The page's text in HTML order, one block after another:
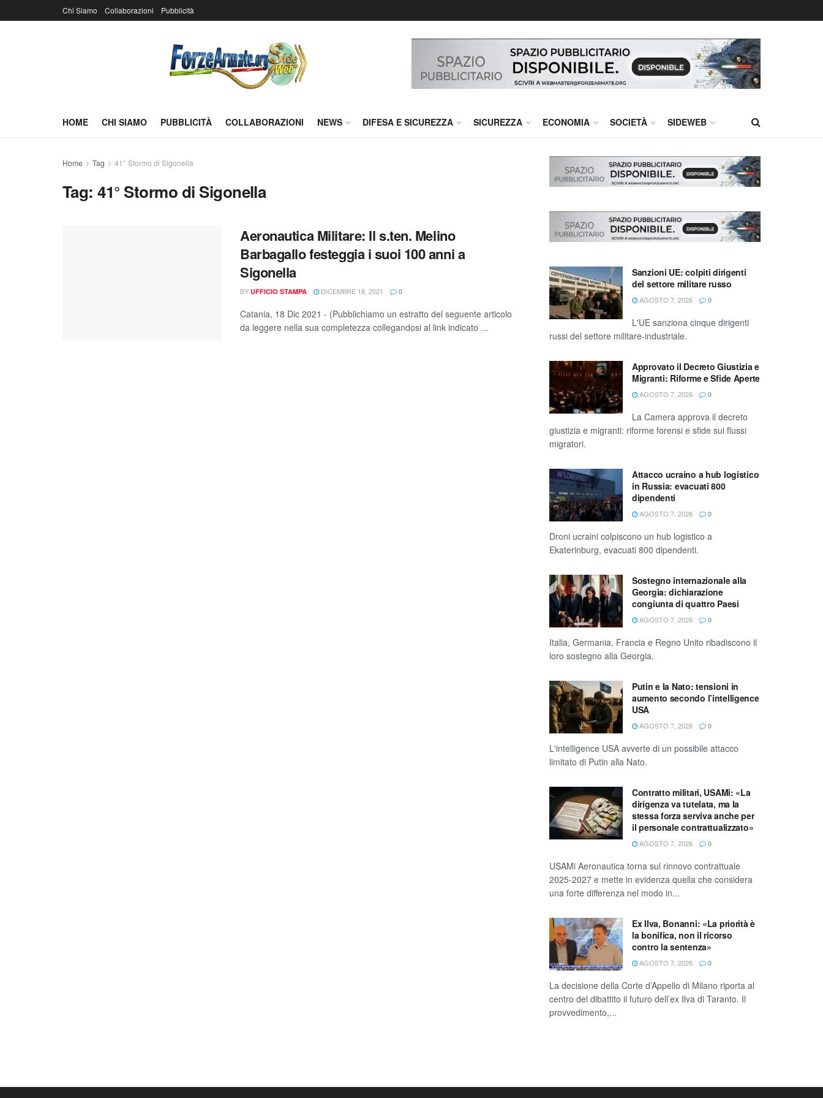
Chi Siamo Collaborazioni Pubblicità
HOME CHI SIAMO PUBBLICITÀ COLLABORAZIONI NEWS DIFESA E SICUREZZA SICUREZZA ECONOMIA SOCIETÀ SIDEWEB
Home Tag 41° Stormo di Sigonella
Tag:41° Stormo di Sigonella
Aeronautica Militare: Il s.ten. Melino
Barbagallo festeggia i suoi 100 anni a
Sigonella
BY UFFICIO STAMPA DICEMBRE 18, 2021 0
Catania, 18 Dic 2021 - (Pubblichiamo un estratto del seguente articolo
da leggere nella sua completezza collegandosi al link indicato ...
Sanzioni UE: colpiti dirigenti
del settore militare russo
AGOSTO 7, 2026 0
L'UE sanziona cinque dirigenti
russi del settore militare-industriale.
Approvato il Decreto Giustizia e
Migranti: Riforme e Sfide Aperte
AGOSTO 7, 2026 0
La Camera approva il decreto
giustizia e migranti: riforme forensi e sfide sui flussi
migratori.
Attacco ucraino a hub logistico
in Russia: evacuati 800
dipendenti
AGOSTO 7, 2026 0
Droni ucraini colpiscono un hub logistico a
Ekaterinburg, evacuati 800 dipendenti.
Sostegno internazionale alla
Georgia: dichiarazione
congiunta di quattro Paesi
AGOSTO 7, 2026 0
Italia, Germania, Francia e Regno Unito ribadiscono il
loro sostegno alla Georgia.
Putin e la Nato: tensioni in
aumento secondo l’intelligence
USA
AGOSTO 7, 2026 0
L'intelligence USA avverte di un possibile attacco
limitato di Putin alla Nato.
Contratto militari, USAMi: «La
dirigenza va tutelata, ma la
stessa forza serviva anche per
il personale contrattualizzato»
AGOSTO 7, 2026 0
USAMi Aeronautica torna sul rinnovo contrattuale
2025-2027 e mette in evidenza quella che considera
una forte differenza nel modo in...
Ex Ilva, Bonanni: «La priorità è
la bonifica, non il ricorso
contro la sentenza»
AGOSTO 7, 2026 0
La decisione della Corte d’Appello di Milano riporta al
centro del dibattito il futuro dell’ex Ilva di Taranto. Il
provvedimento,...